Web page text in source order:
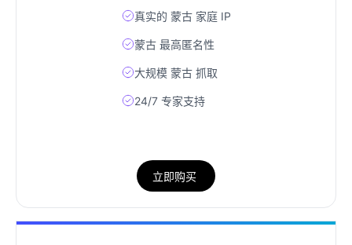
真实的 蒙古 家庭 IP
蒙古 最高匿名性
大规模 蒙古 抓取
24/7 专家支持
立即购买